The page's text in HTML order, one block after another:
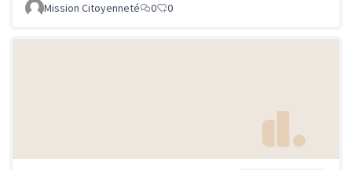
Mission Citoyenneté
0 0